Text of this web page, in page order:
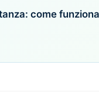
come